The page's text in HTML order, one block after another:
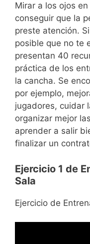
Mirar a los ojos
conseguir que la
preste atención.
posible que no te
presentan 40
práctica de los
la cancha. Se
por ejemplo,
jugadores, cuidar
organizar mejor
aprender a salir
finalizar un
Ejercicio 1 de
Sala
Ejercicio de